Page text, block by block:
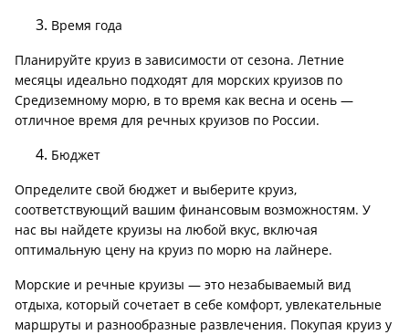
Время года
Планируйте круиз в зависимости от сезона. Летние
месяцы идеально подходят для морских круизов по
Средиземному морю, в то время как весна и осень —
отличное время для речных круизов по России.
Бюджет
Определите свой бюджет и выберите круиз,
соответствующий вашим финансовым возможностям. У
нас вы найдете круизы на любой вкус, включая
оптимальную цену на круиз по морю на лайнере.
Морские и речные круизы — это незабываемый вид
отдыха, который сочетает в себе комфорт, увлекательные
маршруты и разнообразные развлечения. Покупая круиз у